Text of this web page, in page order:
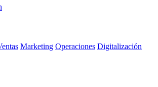
Marketing Operaciones Digitalización